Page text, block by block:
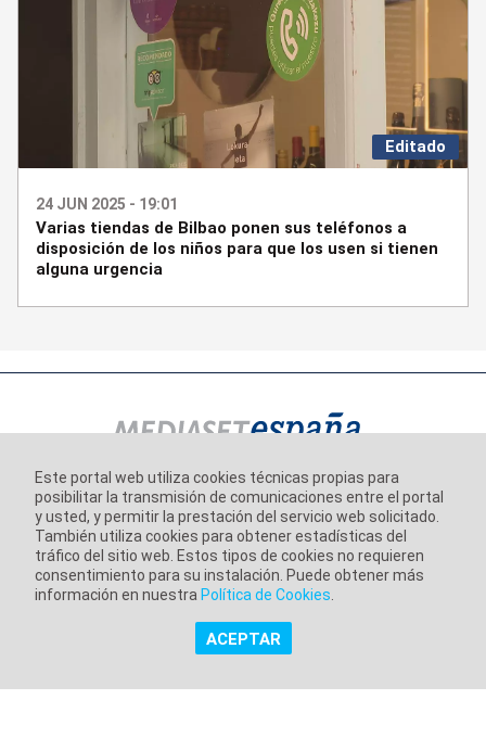
Editado
24 JUN 2025 - 19:01
Varias tiendas de Bilbao ponen sus teléfonos a
disposición de los niños para que los usen si tienen
alguna urgencia
Información corporativa
Aviso Legal
Política de Privacidad
Este portal web utiliza cookies técnicas propias para
posibilitar la transmisión de comunicaciones entre el portal
y usted, y permitir la prestación del servicio web solicitado.
También utiliza cookies para obtener estadísticas del
tráfico del sitio web. Estos tipos de cookies no requieren
consentimiento para su instalación. Puede obtener más
información en nuestra Política de Cookies
ACEPTAR